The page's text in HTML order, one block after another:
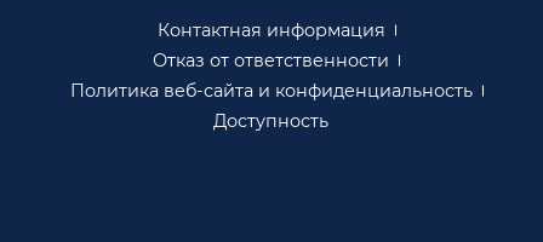
Контактная информация​​
Отказ от ответственности​​
Политика веб-сайта и конфиденциальность​​
Доступность​​